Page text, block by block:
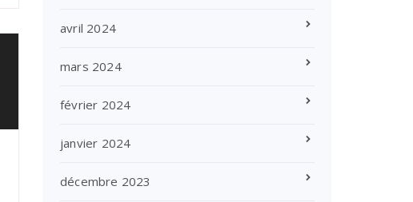
avril 2024
mars 2024
février 2024
janvier 2024
décembre 2023